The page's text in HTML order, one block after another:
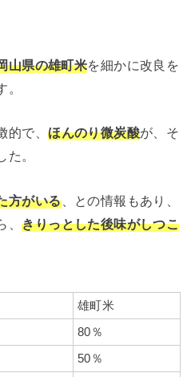
山県の雄町米を細かに改良を
的で、ほんのり微炭酸が、そ
。
方がいる、との情報もあり、
、きりっとした後味がしつこ
雄町米
80％
50％